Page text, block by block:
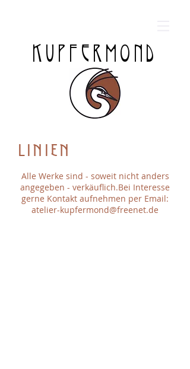
KUPFERMOND
LINIEN
Alle Werke sind - soweit nicht anders
angegeben - verkäuflich.Bei Interesse
gerne Kontakt aufnehmen per Email:
atelier-kupfermond@freenet.de